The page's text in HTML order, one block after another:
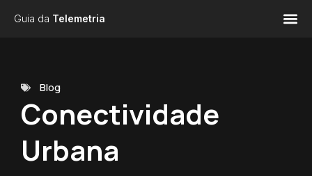
Guia da Telemetria
Blog
Conectividade
Urbana